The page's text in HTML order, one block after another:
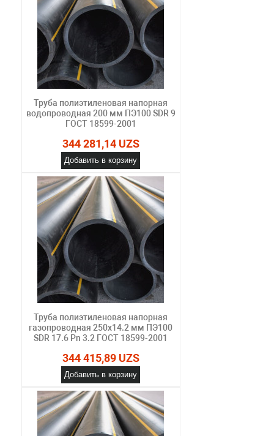
Труба полиэтиленовая напорная
водопроводная 200 мм ПЭ100 SDR 9
ГОСТ 18599-2001
344 281,14 UZS
Добавить в корзину
Труба полиэтиленовая напорная
газопроводная 250х14.2 мм ПЭ100
SDR 17.6 Pn 3.2 ГОСТ 18599-2001
344 415,89 UZS
Добавить в корзину